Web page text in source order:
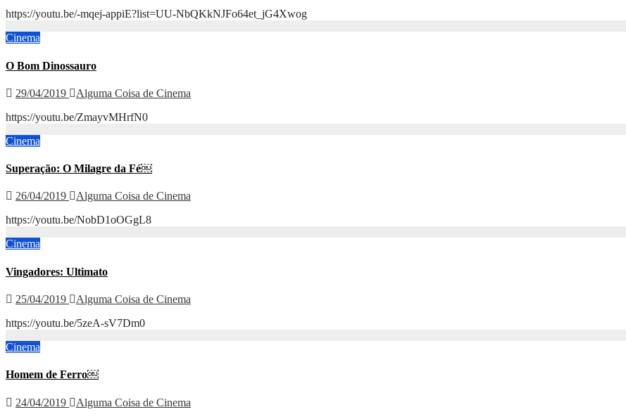
https://youtu.be/-mqej-appiE?list=UU-NbQKkNJFo64et_jG4Xwog
Cinema
O Bom Dinossauro
29/04/2019
Alguma Coisa de Cinema
https://youtu.be/ZmayvMHrfN0
Cinema
Superação: O Milagre da Fé￼
26/04/2019
Alguma Coisa de Cinema
https://youtu.be/NobD1oOGgL8
Cinema
Vingadores: Ultimato
25/04/2019
Alguma Coisa de Cinema
https://youtu.be/5zeA-sV7Dm0
Cinema
Homem de Ferro￼
24/04/2019
Alguma Coisa de Cinema